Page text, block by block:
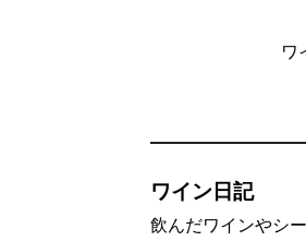
ワ
ワイン日記
飲んだワインやシ